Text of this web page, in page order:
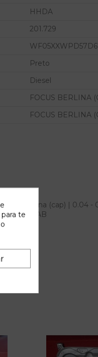
HHDA
201.729
Preto
Diesel
FOCUS BERLINA
FOCUS BERLINA
berlina (cap) | 0.04 -
te